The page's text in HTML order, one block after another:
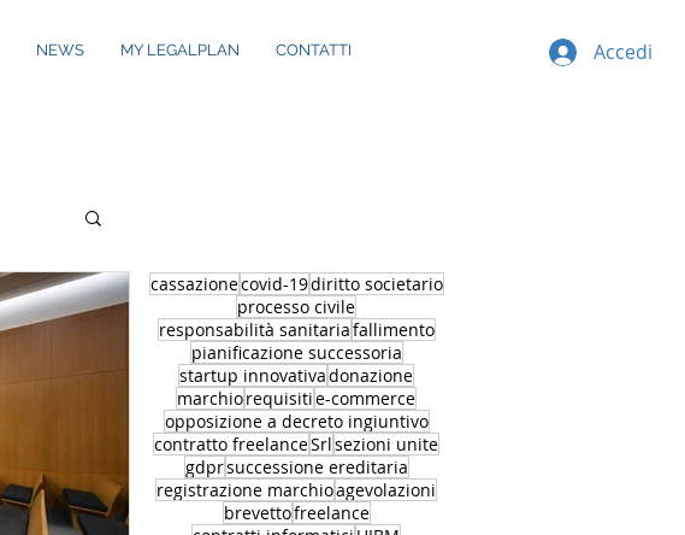
NEWS MY LEGALPLAN CONTATTI Accedi
cassazionecovid-19diritto societario
processo civile
responsabilità sanitariafallimento
pianificazione successoria
startup innovativadonazione
marchiorequisitie-commerce
opposizione a decreto ingiuntivo
contratto freelanceSrlsezioni unite
gdprsuccessione ereditaria
registrazione marchioagevolazioni
brevettofreelance